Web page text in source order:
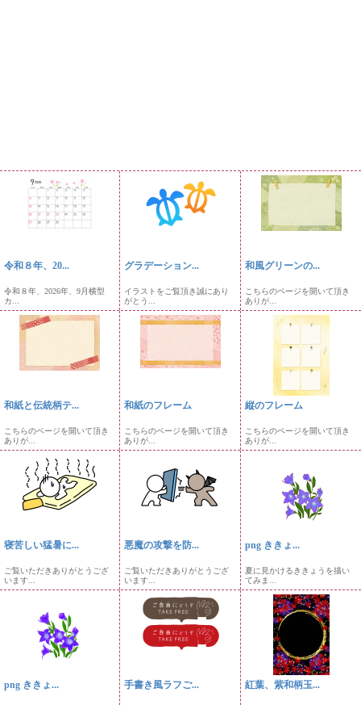
令和８年、20...
令和８年、2026年、9月横型
カ...
グラデーション...
イラストをご覧頂き誠にあり
がとう...
和風グリーンの...
こちらのページを開いて頂き
ありが...
和紙と伝統柄テ...
こちらのページを開いて頂き
ありが...
和紙のフレーム
こちらのページを開いて頂き
ありが...
縦のフレーム
こちらのページを開いて頂き
ありが...
寝苦しい猛暑に...
ご覧いただきありがとうござ
います...
悪魔の攻撃を防...
ご覧いただきありがとうござ
います...
png ききょ...
夏に見かけるききょうを描い
てみま...
png ききょ... 手書き風ラフご... 紅葉、紫和柄玉...